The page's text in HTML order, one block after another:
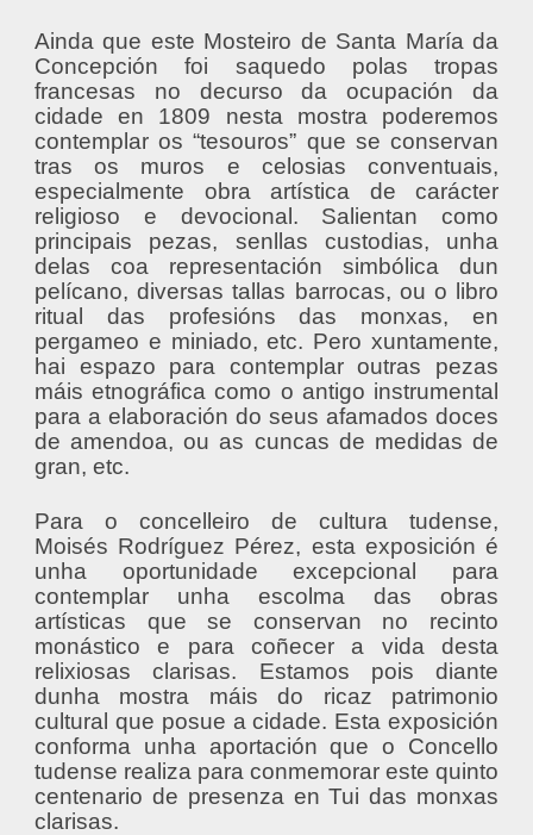
Ainda que este Mosteiro de Santa María da
Concepción foi saquedo polas tropas
francesas no decurso da ocupación da
cidade en 1809 nesta mostra poderemos
contemplar os “tesouros” que se conservan
tras os muros e celosias conventuais,
especialmente obra artística de carácter
religioso e devocional. Salientan como
principais pezas, senllas custodias, unha
delas coa representación simbólica dun
pelícano, diversas tallas barrocas, ou o libro
ritual das profesións das monxas, en
pergameo e miniado, etc. Pero xuntamente,
hai espazo para contemplar outras pezas
máis etnográfica como o antigo instrumental
para a elaboración do seus afamados doces
de amendoa, ou as cuncas de medidas de
gran, etc.
Para o concelleiro de cultura tudense,
Moisés Rodríguez Pérez, esta exposición é
unha oportunidade excepcional para
contemplar unha escolma das obras
artísticas que se conservan no recinto
monástico e para coñecer a vida desta
relixiosas clarisas. Estamos pois diante
dunha mostra máis do ricaz patrimonio
cultural que posue a cidade. Esta exposición
conforma unha aportación que o Concello
tudense realiza para conmemorar este quinto
centenario de presenza en Tui das monxas
clarisas.